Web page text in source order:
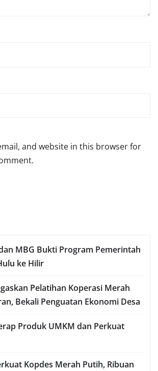
and website in this browser for
MBG Bukti Program Pemerintah
ke Hilir
Pelatihan Koperasi Merah
Bekali Penguatan Ekonomi Desa
Produk UMKM dan Perkuat
Kopdes Merah Putih, Ribuan